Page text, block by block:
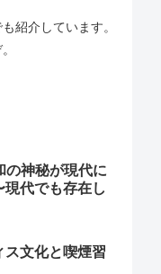
紹介しています。
の神秘が現代に
現代でも存在し
ス文化と喫煙習